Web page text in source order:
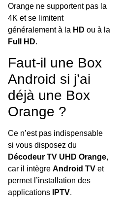
Orange ne supportent pas la
4K et se limitent
généralement à la HD ou à la
Full HD.
Faut-il une Box
Android si j’ai
déjà une Box
Orange ?
Ce n’est pas indispensable
si vous disposez du
Décodeur TV UHD Orange,
car il intègre Android TV et
permet l’installation des
applications
IPTV.